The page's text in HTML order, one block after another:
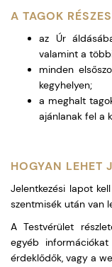
A TAGOK
az Úr
valamint a
minden
kegyhelyen;
a meghalt
ajánlanak fel a
HOGYAN LEHET
Jelentkezési lapot
szentmisék után van
A Testvérület
egyéb
érdeklődők, vagy a